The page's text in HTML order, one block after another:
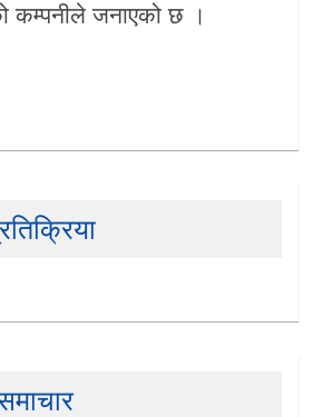
कम्पनीले जनाएको छ ।